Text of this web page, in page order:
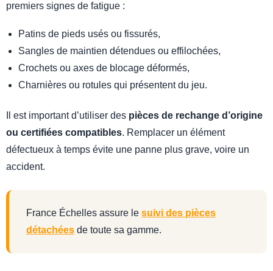
premiers signes de fatigue :
Patins de pieds usés ou fissurés,
Sangles de maintien détendues ou effilochées,
Crochets ou axes de blocage déformés,
Charnières ou rotules qui présentent du jeu.
Il est important d’utiliser des pièces de rechange d’origine
ou certifiées compatibles. Remplacer un élément
défectueux à temps évite une panne plus grave, voire un
accident.
France Échelles assure le suivi des pièces
détachées de toute sa gamme.